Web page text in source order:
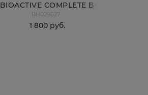
BIOACTIVE COMPLETE B-
COMPLEX, 60 КАПС.
BH029627
1 800 руб.